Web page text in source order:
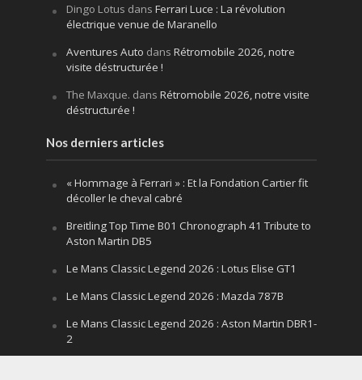
Dingo Lotus dans Ferrari Luce : La révolution
électrique venue de Maranello
Aventures Auto dans Rétromobile 2026, notre
visite déstructurée !
The Maxque. dans Rétromobile 2026, notre visite
déstructurée !
Nos derniers articles
« Hommage à Ferrari » : Et la Fondation Cartier fit
décoller le cheval cabré
Breitling Top Time B01 Chronograph 41 Tribute to
Aston Martin DB5
Le Mans Classic Legend 2026 : Lotus Elise GT1
Le Mans Classic Legend 2026 : Mazda 787B
Le Mans Classic Legend 2026 : Aston Martin DBR1-
2